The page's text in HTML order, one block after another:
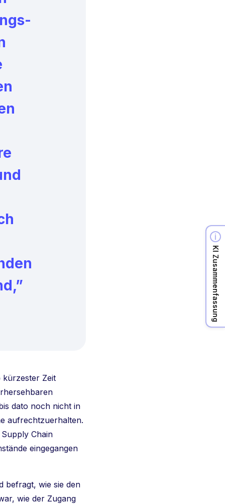
kürzester Zeit
dato noch nicht in
aufrechtzuerhalten.
Chain
eingegangen
befragt, wie sie den
wie der Zugang
KI Zusammenfassung